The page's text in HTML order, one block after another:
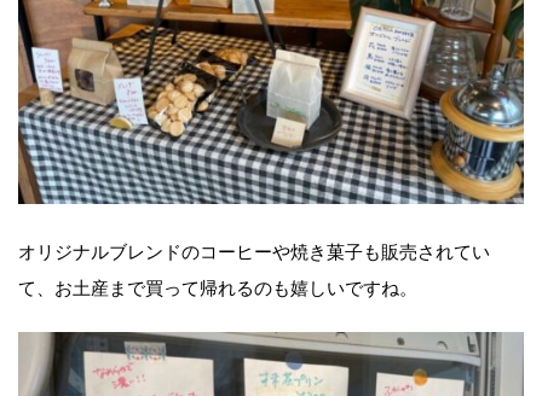
オリジナルブレンドのコーヒーや焼き菓子も販売されてい
て、お土産まで買って帰れるのも嬉しいですね。